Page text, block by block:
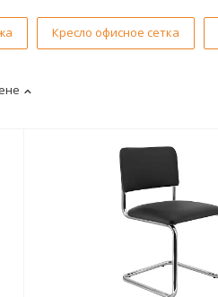
Кресло офисное сетка